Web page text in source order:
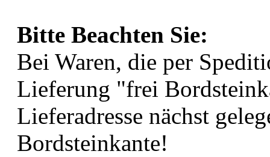
Bitte Beachten Sie:
Bei Waren, die per
Lieferung "frei
Lieferadresse nächst
Bordsteinkante!